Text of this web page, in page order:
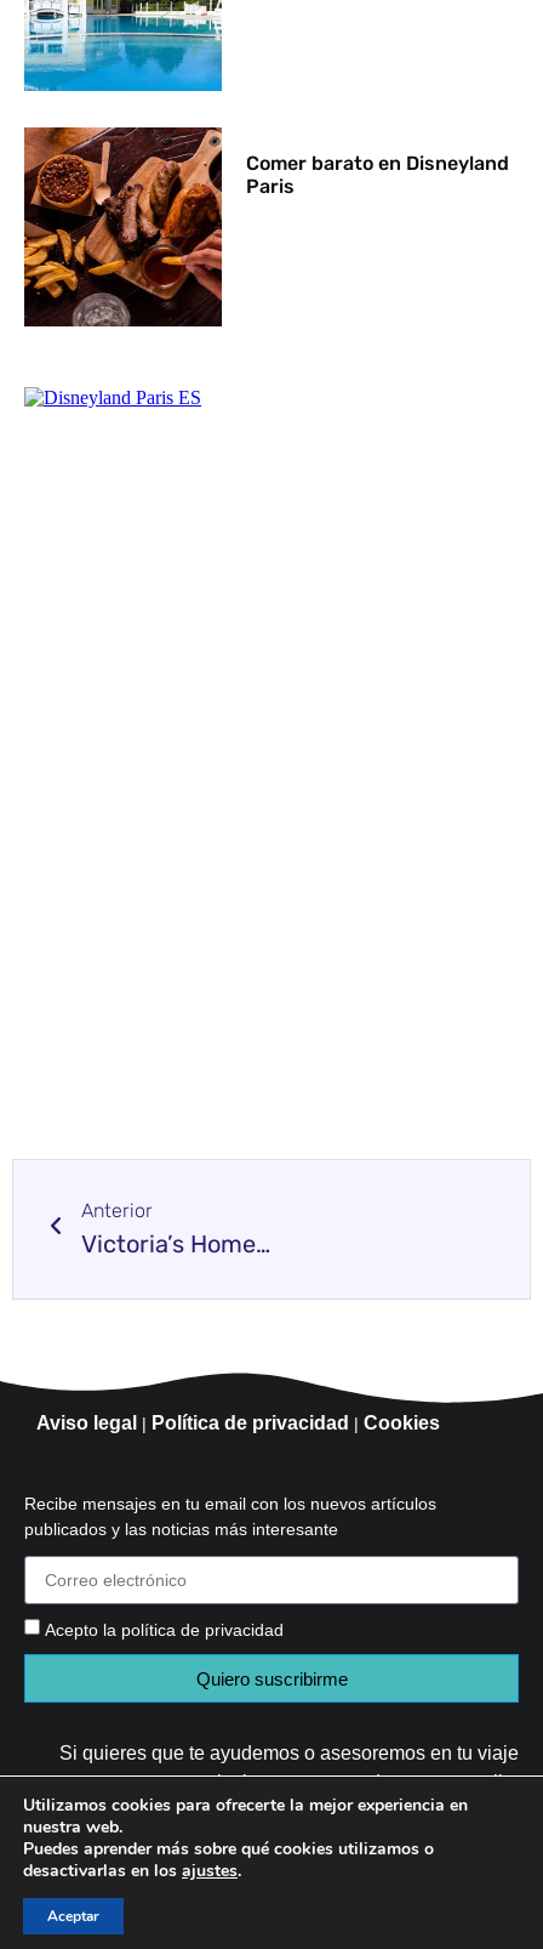
Comer barato en Disneyland
Paris
Anterior
Victoria’s Home-Style Restaurant
Aviso legal | Política de privacidad | Cookies
Recibe mensajes en tu email con los nuevos artículos
publicados y las noticias más interesante
Acepto la política de privacidad
Quiero suscribirme
Si quieres que te ayudemos o asesoremos en tu viaje
solo tienes que mandarme un email a
Utilizamos cookies para ofrecerte la mejor experiencia en
nuestra web.
Puedes aprender más sobre qué cookies utilizamos o
desactivarlas en los ajustes.
Aceptar